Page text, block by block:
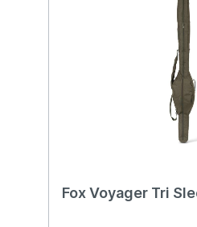
Fox Voyager Tri